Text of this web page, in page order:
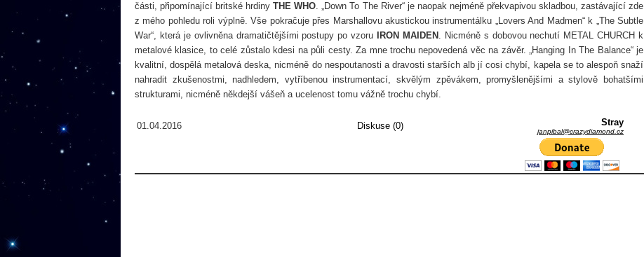
části, připomínající britské hrdinyTHE WHO. „Down To The River“ je naopak nejméně překvapivou skladbou, zastávající zde
z mého pohledu roli výplně. Vše pokračuje přes Marshallovu akustickou instrumentálku „Lovers And Madmen“ k „The Subtle
War“, která je ovlivněna dramatičtějšími postupy po vzoru
IRON MAIDEN . Nicméně s dobovou nechutí METAL CHURCH k
metalové klasice, to celé zůstalo kdesi na půli cesty. Za mne trochu nepovedená věc na závěr. „Hanging In The Balance“ je
kvalitní, dospělá metalová deska, nicméně do nespoutanosti a dravosti starších alb jí cosi chybí, kapela se to alespoň snaží
nahradit zkušenostmi, nadhledem, vytříbenou instrumentací, skvělým zpěvákem, promyšlenějšími a stylově bohatšími
strukturami, nicméně někdejší vášeň a ucelenost tomu vážně trochu chybí.
01.04.2016 Diskuse (0) Stray
janpibal@crazydiamond.cz